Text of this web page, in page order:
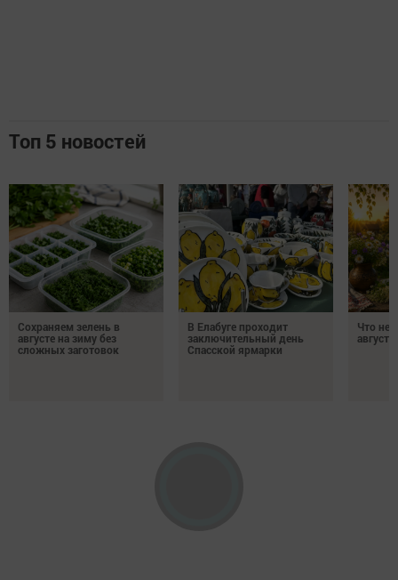
Топ 5 новостей
Сохраняем зелень в
августе на зиму без
сложных заготовок
В Елабуге проходит
заключительный день
Спасской ярмарки
Что